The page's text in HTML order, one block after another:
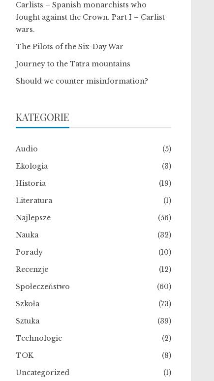
Carlists – Spanish monarchists who
fought against the Crown. Part I – Carlist
wars.
The Pilots of the Six-Day War
Journey to the Tatra mountains
Should we counter misinformation?
KATEGORIE
Audio
(5)
Ekologia
(3)
Historia
(19)
Literatura
(1)
Najlepsze
(56)
Nauka
(32)
Porady
(10)
Recenzje
(12)
Społeczeństwo
(60)
Szkoła
(73)
Sztuka
(39)
Technologie
(2)
TOK
(8)
Uncategorized
(1)